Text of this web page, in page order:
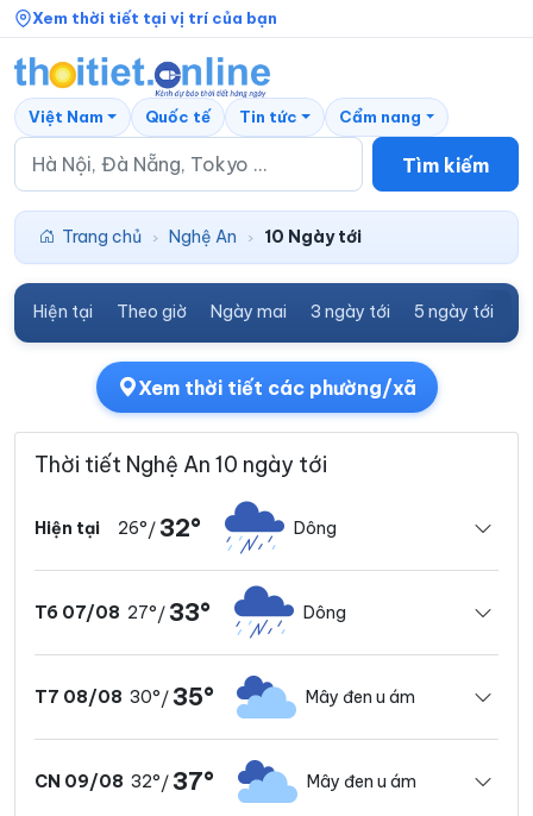
Xem thời tiết tại vị trí của bạn
Tìm kiếm
Việt Nam Quốc tế Tin tức Cẩm nang
Trang chủ › Nghệ An › 10 Ngày tới
Hiện tại Theo giờ Ngày mai 3 ngày tới 5 ngày tới
Xem thời tiết các phường/xã
Thời tiết Nghệ An 10 ngày tới
Hiện tại 26°/ 32° Dông
T6 07/08 27°/ 33° Dông
T7 08/08 30°/ 35° Mây đen u ám
CN 09/08 32°/ 37° Mây đen u ám